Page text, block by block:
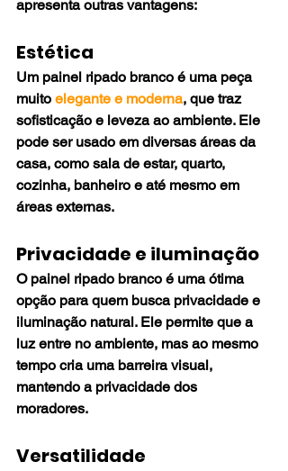
apresenta outras vantagens:
Estética
Um painel ripado branco é uma peça
muito elegante e moderna, que traz
sofisticação e leveza ao ambiente. Ele
pode ser usado em diversas áreas da
casa, como sala de estar, quarto,
cozinha, banheiro e até mesmo em
áreas externas.
Privacidade e iluminação
O painel ripado branco é uma ótima
opção para quem busca privacidade e
iluminação natural. Ele permite que a
luz entre no ambiente, mas ao mesmo
tempo cria uma barreira visual,
mantendo a privacidade dos
moradores.
Versatilidade